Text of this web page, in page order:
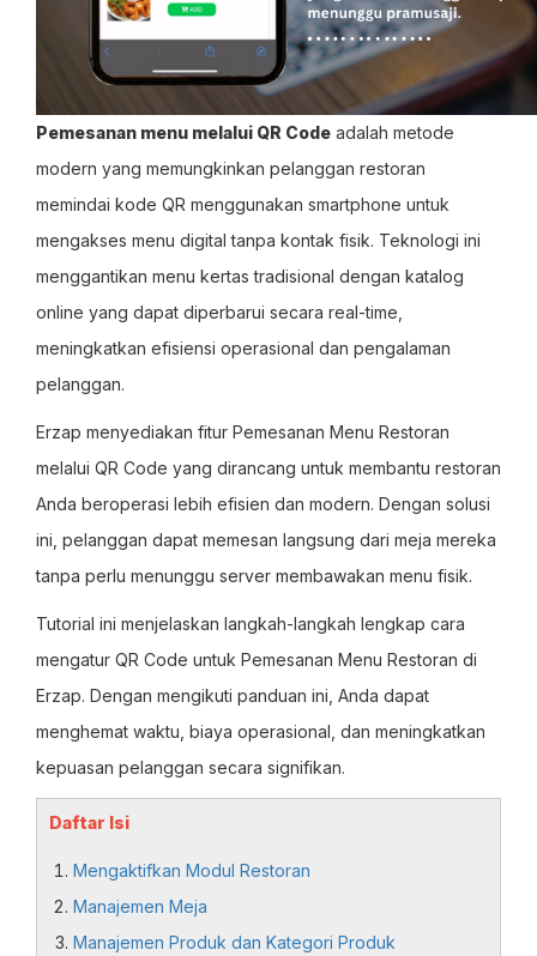
Pemesanan menu melalui QR Code adalah metode
modern yang memungkinkan pelanggan restoran
memindai kode QR menggunakan smartphone untuk
mengakses menu digital tanpa kontak fisik. Teknologi ini
menggantikan menu kertas tradisional dengan katalog
online yang dapat diperbarui secara real-time,
meningkatkan efisiensi operasional dan pengalaman
pelanggan.
Erzap menyediakan fitur Pemesanan Menu Restoran
melalui QR Code yang dirancang untuk membantu restoran
Anda beroperasi lebih efisien dan modern. Dengan solusi
ini, pelanggan dapat memesan langsung dari meja mereka
tanpa perlu menunggu server membawakan menu fisik.
Tutorial ini menjelaskan langkah-langkah lengkap cara
mengatur QR Code untuk Pemesanan Menu Restoran di
Erzap. Dengan mengikuti panduan ini, Anda dapat
menghemat waktu, biaya operasional, dan meningkatkan
kepuasan pelanggan secara signifikan.
Daftar Isi
Mengaktifkan Modul Restoran
Manajemen Meja
Manajemen Produk dan Kategori Produk